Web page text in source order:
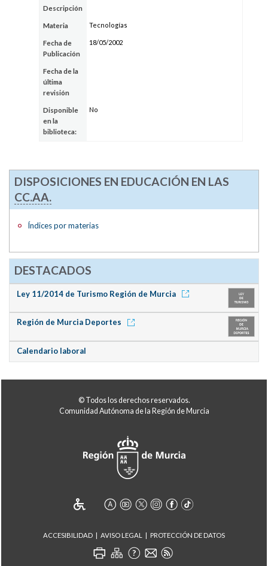
Descripción
Materia Tecnologías
Fecha de
Publicación
18/05/2002
Fecha de la
última
revisión
Disponible
en la
biblioteca:
No
DISPOSICIONES EN EDUCACIÓN EN LAS
CC.AA.
Índices por materias
DESTACADOS
Ley 11/2014 de Turismo Región de Murcia
Región de Murcia Deportes
Calendario laboral
© Todos los derechos reservados.
Comunidad Autónoma de la Región de Murcia
ACCESIBILIDAD AVISO LEGAL PROTECCIÓN DE DATOS